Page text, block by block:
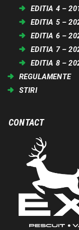
EDITIA 4 –
EDITIA 5 –
EDITIA 6 –
EDITIA 7 –
EDITIA 8 –
REGULAMENTE
STIRI
CONTACT